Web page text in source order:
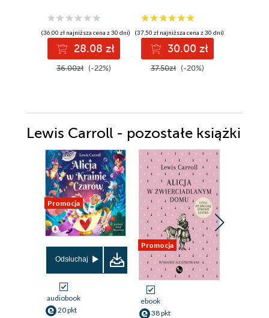
(36,00 zł najniższa cena z 30 dni)
28.08 zł
36.00zł (-22%)
(37,50 zł najniższa cena z 30 dni)
30.00 zł
37.50zł (-20%)
Lewis Carroll - pozostałe książki
Promocja
Odsłuchaj
audiobook
20 pkt
Promocja
ebook
38 pkt